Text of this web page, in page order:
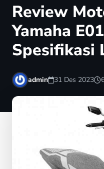
Review
Yamaha
Spesifikasi
admin 31 Des 2023